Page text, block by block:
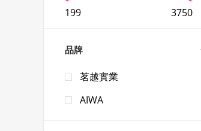
199 3750
品牌
茗越實業
AIWA